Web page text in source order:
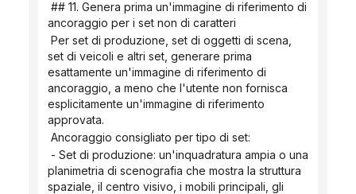
ancoraggio per i set non di caratteri
set di veicoli e altri set, generare prima
esattamente un'immagine di riferimento di
ancoraggio, a meno che l'utente non fornisca
esplicitamente un'immagine di riferimento
approvata.
Ancoraggio consigliato per tipo di set:
planimetria di scenografia che mostra la struttura
spaziale, il centro visivo, i mobili principali, gli